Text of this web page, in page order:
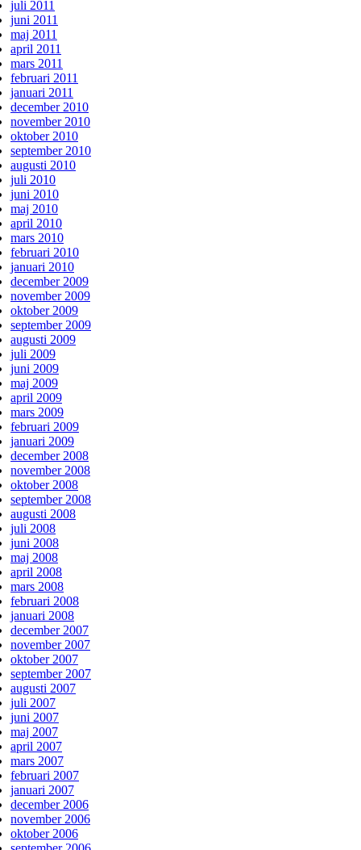
juli 2011
juni 2011
maj 2011
april 2011
mars 2011
februari 2011
januari 2011
december 2010
november 2010
oktober 2010
september 2010
augusti 2010
juli 2010
juni 2010
maj 2010
april 2010
mars 2010
februari 2010
januari 2010
december 2009
november 2009
oktober 2009
september 2009
augusti 2009
juli 2009
juni 2009
maj 2009
april 2009
mars 2009
februari 2009
januari 2009
december 2008
november 2008
oktober 2008
september 2008
augusti 2008
juli 2008
juni 2008
maj 2008
april 2008
mars 2008
februari 2008
januari 2008
december 2007
november 2007
oktober 2007
september 2007
augusti 2007
juli 2007
juni 2007
maj 2007
april 2007
mars 2007
februari 2007
januari 2007
december 2006
november 2006
oktober 2006